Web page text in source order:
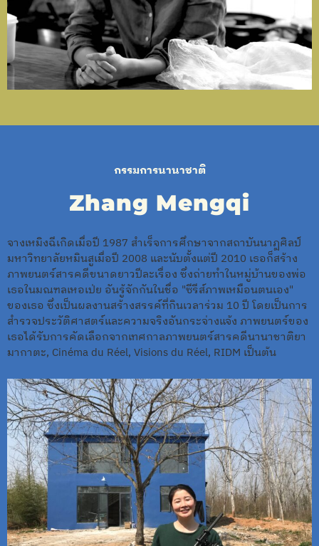
กรรมการนานาชาติ
Zhang Mengqi
จางเหมิงฉีเกิดเมื่อปี 1987 สำเร็จการศึกษาจากสถาบันนาฏศิลป์
มหาวิทยาลัยหมินสูเมื่อปี 2008 และนับตั้งแต่ปี 2010 เธอก็สร้าง
ภาพยนตร์สารคดีขนาดยาวปีละเรื่อง ซึ่งถ่ายทำในหมู่บ้านของพ่อ
เธอในมณฑลเหอเป่ย อันรู้จักกันในชื่อ "ซีรีส์ภาพเหมือนตนเอง"
ของเธอ ซึ่งเป็นผลงานสร้างสรรค์ที่กินเวลาร่วม 10 ปี โดยเป็นการ
สำรวจประวัติศาสตร์และความจริงอันกระจ่างแจ้ง ภาพยนตร์ของ
เธอได้รับการคัดเลือกจากเทศกาลภาพยนตร์สารคดีนานาชาติยา
มากาตะ, Cinéma du Réel, Visions du Réel, RIDM เป็นต้น